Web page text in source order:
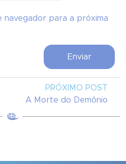
navegador para a próxima
PRÓXIMO POST
A Morte do Demônio